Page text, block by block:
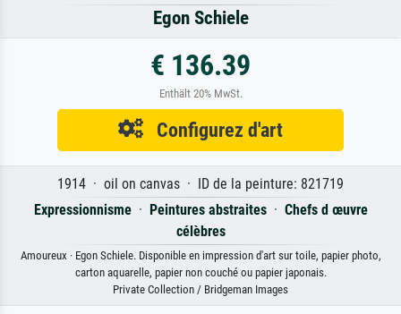
Egon Schiele
€ 136.39
Enthält 20% MwSt.
Configurez d'art
1914 · oil on canvas · ID de la peinture: 821719
Expressionnisme· Peintures abstraites· Chefs d œuvre
célèbres
Amoureux · Egon Schiele. Disponible en impression d'art sur toile, papier photo,
carton aquarelle, papier non couché ou papier japonais.
Private Collection / Bridgeman Images